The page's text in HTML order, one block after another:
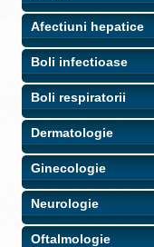
Afectiuni hepatice
Boli infectioase
Boli respiratorii
Dermatologie
Ginecologie
Neurologie
Oftalmologie